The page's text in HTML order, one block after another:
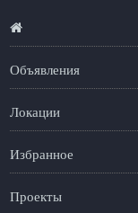
Объявления
Локации
Избранное
Проекты